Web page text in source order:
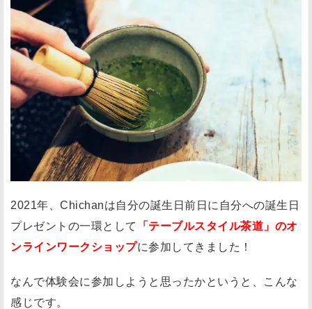
の
茶
道
】
体
験
会
に
加
し
よ
う
思
っ
2021年、Chichanは自分の誕生日前日に自分への誕生日
プレゼントの一環として
「テーブルスタイル茶道」のオ
ンラインワークショップに参加してきました！
なんで体験会に参加しようと思ったかというと、こんな
感じです。